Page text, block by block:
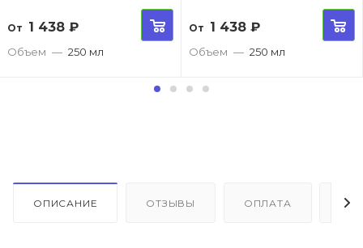
От 1 438 ₽
Объем — 250 мл
От 1 438 ₽
Объем — 250 мл
ОПИСАНИЕ ОТЗЫВЫ ОПЛАТА